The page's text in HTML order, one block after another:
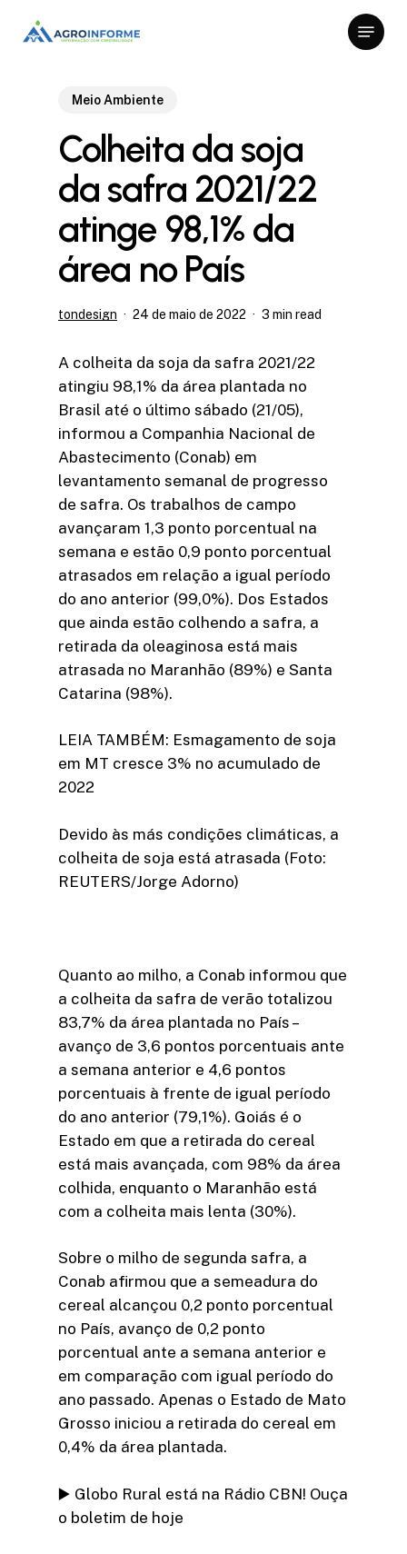
Menu
Meio Ambiente
Colheita da soja
da safra 2021/22
atinge 98,1% da
área no País
tondesign 24 de maio de 2022 3 min read
A colheita da soja da safra 2021/22
atingiu 98,1% da área plantada no
Brasil até o último sábado (21/05),
informou a Companhia Nacional de
Abastecimento (Conab) em
levantamento semanal de progresso
de safra. Os trabalhos de campo
avançaram 1,3 ponto porcentual na
semana e estão 0,9 ponto porcentual
atrasados em relação a igual período
do ano anterior (99,0%). Dos Estados
que ainda estão colhendo a safra, a
retirada da oleaginosa está mais
atrasada no Maranhão (89%) e Santa
Catarina (98%).
LEIA TAMBÉM: Esmagamento de soja
em MT cresce 3% no acumulado de
2022
Devido às más condições climáticas, a
colheita de soja está atrasada (Foto:
REUTERS/Jorge Adorno)
Quanto ao milho, a Conab informou que
a colheita da safra de verão totalizou
83,7% da área plantada no País –
avanço de 3,6 pontos porcentuais ante
a semana anterior e 4,6 pontos
porcentuais à frente de igual período
do ano anterior (79,1%). Goiás é o
Estado em que a retirada do cereal
está mais avançada, com 98% da área
colhida, enquanto o Maranhão está
com a colheita mais lenta (30%).
Sobre o milho de segunda safra, a
Conab afirmou que a semeadura do
cereal alcançou 0,2 ponto porcentual
no País, avanço de 0,2 ponto
porcentual ante a semana anterior e
em comparação com igual período do
ano passado. Apenas o Estado de Mato
Grosso iniciou a retirada do cereal em
0,4% da área plantada.
▶️ Globo Rural está na Rádio CBN! Ouça
o boletim de hoje